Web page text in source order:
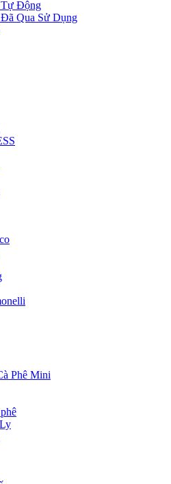
Tự Động
Qua Sử Dụng
Phê Mini